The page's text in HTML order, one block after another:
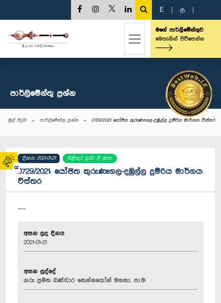
02
E த
මගේ පාර්ලිමේන්තුව
මෙතැනින් පිවිසෙන්න
පාර්ලි‌මේන්තු‌ ප්‍රශ්න
මුල් පිටුව පාර්ලි‌මේන්තු‌ ප්‍රශ්න 0729/2021: යෝජිත කුරුණෑගල-දඹුල්ල දුම්රිය මාර්ගය: විස්තර
දිනය: 2021-01-21 පිළිතුර ලබා දී ඇත
0729/2021: යෝජිත කුරුණෑගල-දඹුල්ල දුම්රිය මාර්ගය:
විස්තර
----
අසන ලද දිනය
2021-01-21
අසන ලද්දේ
ගරු ප්‍රමිත බණ්ඩාර තෙන්නකෝන් මහතා, පා.ම.